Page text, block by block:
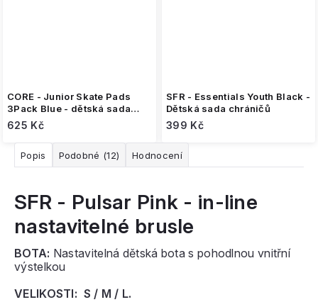
CORE - Junior Skate Pads
3Pack Blue - dětská sada
chráničů
625 Kč
SFR - Essentials Youth Black -
Dětská sada chráničů
399 Kč
Popis Podobné (12) Hodnocení
SFR - Pulsar Pink - in-line
nastavitelné brusle
BOTA: Nastavitelná dětská bota s pohodlnou vnitřní
výstelkou
VELIKOSTI: S / M / L.